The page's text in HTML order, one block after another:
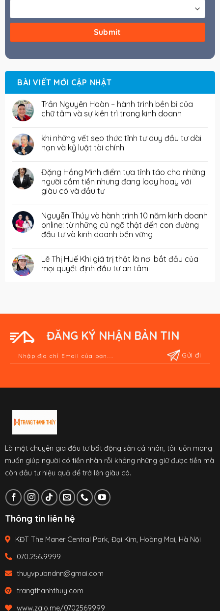
BÀI VIẾT MỚI CẬP NHẬT
Trần Nguyên Hoàn – hành trình bền bỉ của
chữ tâm và sự kiên trì trong kinh doanh
khi những vết sẹo thức tỉnh tư duy đầu tư dài
hạn và kỷ luật tài chính
Đặng Hồng Minh điểm tựa tỉnh táo cho những
người cầm tiền nhưng đang loay hoay với
giàu có và đầu tư
Nguyễn Thúy và hành trình 10 năm kinh doanh
online: từ những cú ngã thật đến con đường
đầu tư và kinh doanh bền vững
Lê Thị Huế Khi giá trị thật là nơi bắt đầu của
mọi quyết định đầu tư an tâm
ĐĂNG KÝ NHẬN BẢN TIN
Là một chuyên gia đầu tư bất động sản cá nhân, tôi luôn mong
muốn giúp người có tiền nhàn rỗi không những giữ được tiền mà
còn đầu tư hiệu quả để trở lên giàu có.
Thông tin liên hệ
KĐT The Maner Central Park, Đại Kim, Hoàng Mai, Hà Nội
070.256.9999
thuyvpubndnn@gmai.com
trangthanhthuy.com
www.zalo.me/0702569999